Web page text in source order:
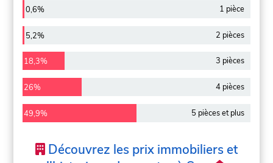
0,6% 1 pièce
5,2% 2 pièces
18,3% 3 pièces
26% 4 pièces
49,9% 5 pièces et plus
Découvrez les prix immobiliers et